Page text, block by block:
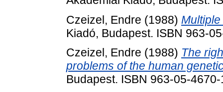
Czeizel, Endre (1988)
Kiadó, Budapest. ISBN 963-
Czeizel, Endre (1988) The
problems of the human
Budapest. ISBN 963-05-4670-